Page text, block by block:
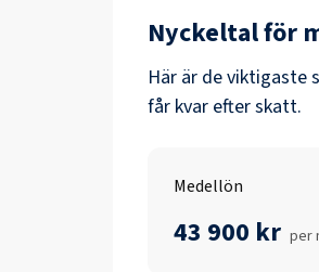
Nyckeltal för
Här är de viktigaste
får kvar efter skatt.
Medellön
43 900 kr per